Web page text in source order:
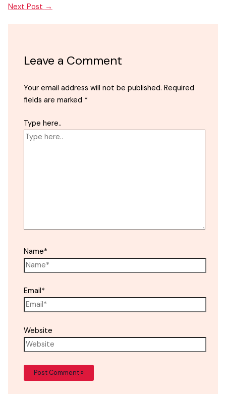
Next Post →
Leave a Comment
Your email address will not be published. Required
fields are marked *
Type here..
Name*
Email*
Website